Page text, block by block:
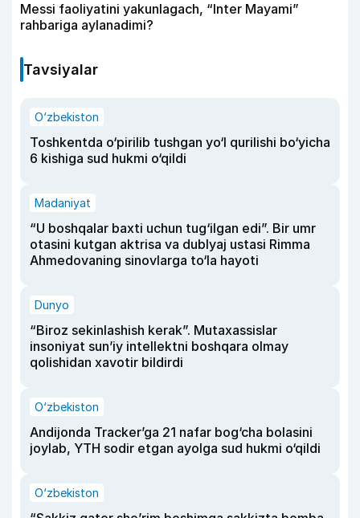
Messi faoliyatini yakunlagach, “Inter Mayami”
rahbariga aylanadimi?
Tavsiyalar
O‘zbekiston
Toshkentda o‘pirilib tushgan yo‘l qurilishi bo‘yicha
6 kishiga sud hukmi o‘qildi
Madaniyat
“U boshqalar baxti uchun tug‘ilgan edi”. Bir umr
otasini kutgan aktrisa va dublyaj ustasi Rimma
Ahmedovaning sinovlarga to‘la hayoti
Dunyo
“Biroz sekinlashish kerak”. Mutaxassislar
insoniyat sun’iy intellektni boshqara olmay
qolishidan xavotir bildirdi
O‘zbekiston
Andijonda Tracker’ga 21 nafar bog‘cha bolasini
joylab, YTH sodir etgan ayolga sud hukmi o‘qildi
O‘zbekiston